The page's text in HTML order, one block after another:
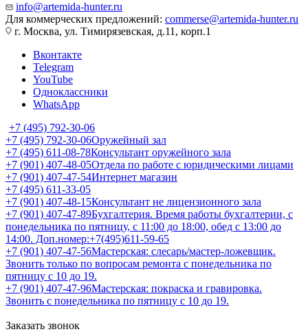
info@artemida-hunter.ru
Для коммерческих предложений: commerse@artemida-hunter.ru
г. Москва, ул. Тимирязевская, д.11, корп.1
Вконтакте
Telegram
YouTube
Одноклассники
WhatsApp
+7 (495) 792-30-06
+7 (495) 792-30-06Оружейный зал
+7 (495) 611-08-78Консультант оружейного зала
+7 (901) 407-48-05Отдела по работе с юридическими лицами
+7 (901) 407-47-54Интернет магазин
+7 (495) 611-33-05
+7 (901) 407-48-15Консультант не лицензионного зала
+7 (901) 407-47-89Бухгалтерия. Время работы бухгалтерии, с
понедельника по пятницу, с 11:00 до 18:00, обед с 13:00 до
14:00. Доп.номер:+7(495)611-59-65
+7 (901) 407-47-56Мастерская: слесарь/мастер-ложевщик.
Звонить только по вопросам ремонта с понедельника по
пятницу с 10 до 19.
+7 (901) 407-47-96Мастерская: покраска и гравировка.
Звонить с понедельника по пятницу с 10 до 19.
Заказать звонок